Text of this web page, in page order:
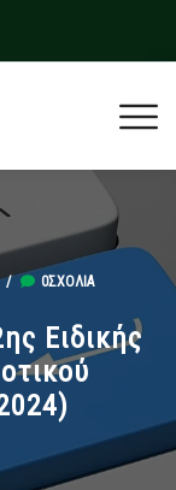
0ΣΧΌΛΙΑ
Ειδικής